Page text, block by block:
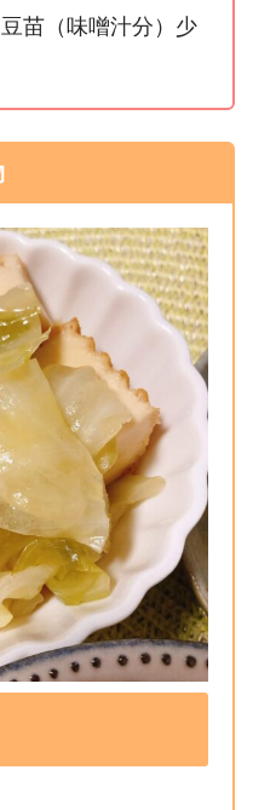
苗（味噌汁分）少